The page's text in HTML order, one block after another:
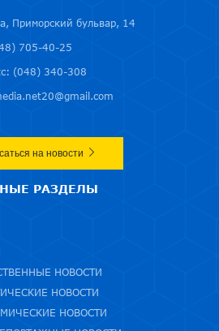
Приморский бульвар, 14
705-40-25
(048) 340-308
на новости
РАЗДЕЛЫ
НОВОСТИ
НОВОСТИ
НОВОСТИ